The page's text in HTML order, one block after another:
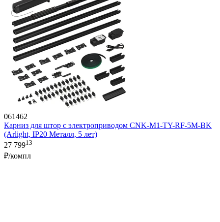
061462
Карниз для штор с электроприводом CNK-M1-TY-RF-5M-BK
(Arlight, IP20 Металл, 5 лет)
27 79913
₽/компл